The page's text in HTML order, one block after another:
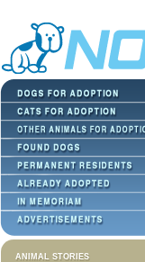
ANIMAL STORIES